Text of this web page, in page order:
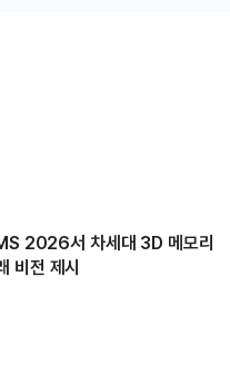
2026서 차세대 3D 메모리
비전 제시